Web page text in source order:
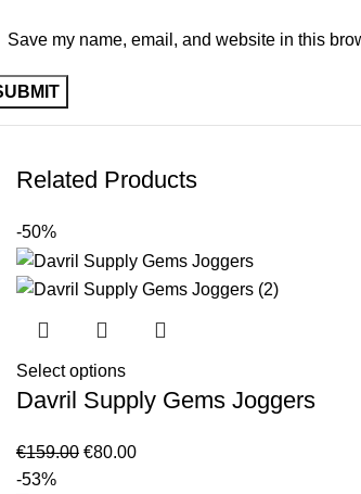
Save my name, email, and website in this
Related Products
-50%
Select options
Davril Supply Gems Joggers
€159.00 Original
€80.00Current
-53%